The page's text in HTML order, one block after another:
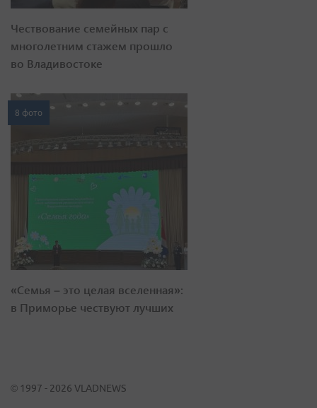
Чествование семейных пар с
многолетним стажем прошло
во Владивостоке
8 фото
«Семья – это целая вселенная»:
в Приморье чествуют лучших
© 1997 - 2026 VLADNEWS